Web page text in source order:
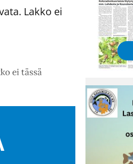
Lakko ei
ei tässä